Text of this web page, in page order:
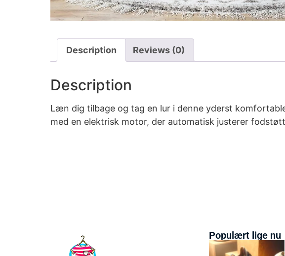
Description Reviews (0)
Description
Læn dig tilbage og tag en lur i denne yderst
med en elektrisk motor, der automatisk justerer
Populært lige nu